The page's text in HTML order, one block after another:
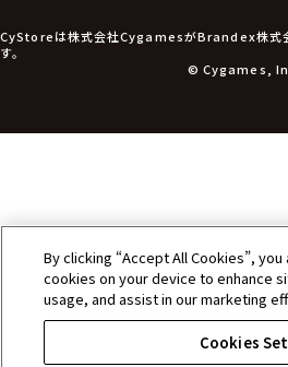
アパレル小物
アクセサリー
CyStoreは株式会社CygamesがBrandex株式
す。
© Cygames,
By clicking “Accept All Cookies”,
cookies on your device to enhance
usage, and assist in our marketing
Cookies